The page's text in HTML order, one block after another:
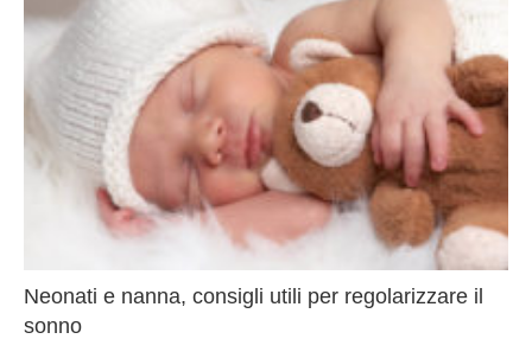
Neonati e nanna, consigli utili per regolarizzare il
sonno